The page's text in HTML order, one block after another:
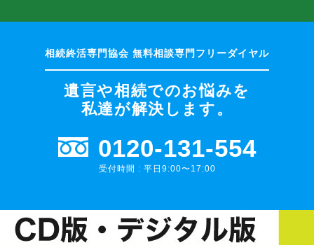
遺言や相続でのお悩みを
私達が解決します。
0120-131-554
受付時間 : 平日9:00〜17:00